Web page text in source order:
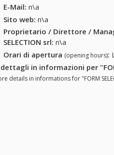
E-Mail: n\a
Sito web: n\a
Proprietario / Direttore /
SELECTION srl: n\a
Orari di apertura (opening hours):
in informazioni per
details in informations for "FORM